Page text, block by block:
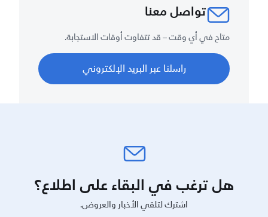
تواصل معنا
متاح في أي وقت – قد تتفاوت أوقات الاستجابة.
راسلنا عبر البريد الإلكتروني
هل ترغب في البقاء على اطلاع؟
اشترك لتلقي الأخبار والعروض.